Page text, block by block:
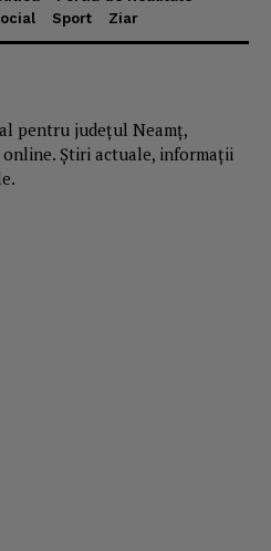
Sport Ziar
pentru județul Neamț,
Știri actuale, informații